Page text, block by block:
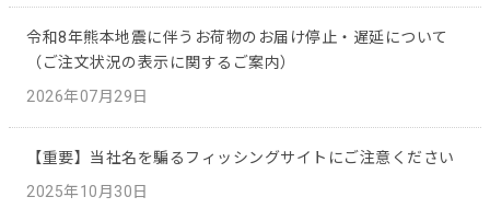
令和8年熊本地震に伴うお荷物のお届け停止・遅延について
（ご注文状況の表示に関するご案内）
2026年07月29日
【重要】当社名を騙るフィッシングサイトにご注意ください
2025年10月30日